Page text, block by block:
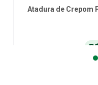
Atadura de Crepom
R$